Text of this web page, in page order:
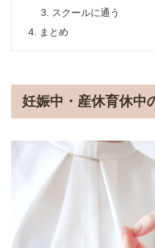
スクールに通う
まとめ
妊娠中・産休育休中